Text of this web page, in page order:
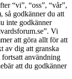
“vi”, “oss”, “vår”,
så godkänner du att
inte godkänner
Vi
att göra allt för att
av dig att granska
fortsatt användning
att du godkänner